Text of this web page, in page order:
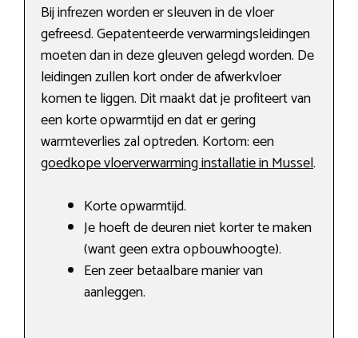
Bij infrezen worden er sleuven in de vloer
gefreesd. Gepatenteerde verwarmingsleidingen
moeten dan in deze gleuven gelegd worden. De
leidingen zullen kort onder de afwerkvloer
komen te liggen. Dit maakt dat je profiteert van
een korte opwarmtijd en dat er gering
warmteverlies zal optreden. Kortom: een
goedkope vloerverwarming installatie in Mussel.
Korte opwarmtijd.
Je hoeft de deuren niet korter te maken
(want geen extra opbouwhoogte).
Een zeer betaalbare manier van
aanleggen.